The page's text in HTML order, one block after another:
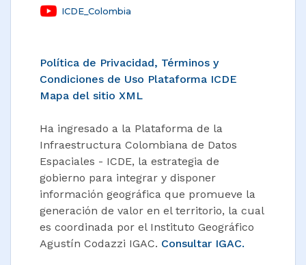
ICDE_Colombia
Política de Privacidad, Términos y
Condiciones de Uso Plataforma ICDE
Mapa del sitio XML
Ha ingresado a la Plataforma de la
Infraestructura Colombiana de Datos
Espaciales - ICDE, la estrategia de
gobierno para integrar y disponer
información geográfica que promueve la
generación de valor en el territorio, la cual
es coordinada por el Instituto Geográfico
Agustín Codazzi IGAC. Consultar IGAC.